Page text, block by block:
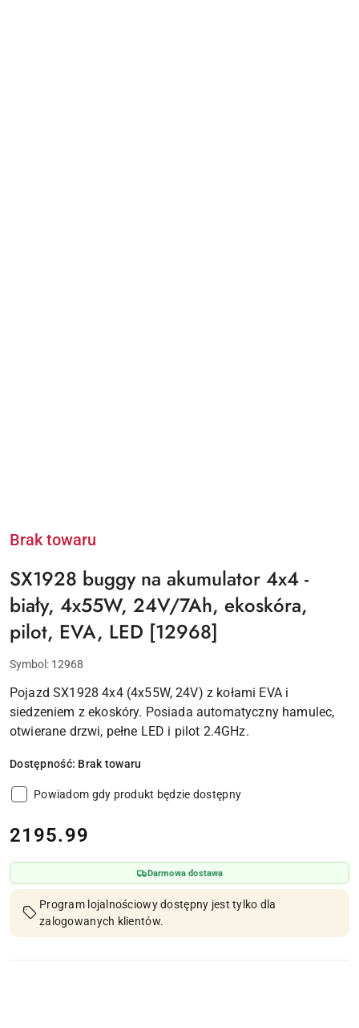
Brak towaru
SX1928 buggy na akumulator 4x4 -
biały, 4x55W, 24V/7Ah, ekoskóra,
pilot, EVA, LED [12968]
Symbol: 12968
Pojazd SX1928 4x4 (4x55W, 24V) z kołami EVA i
siedzeniem z ekoskóry. Posiada automatyczny hamulec,
otwierane drzwi, pełne LED i pilot 2.4GHz.
Dostępność: Brak towaru
Powiadom gdy produkt będzie dostępny
cena:
2195.99
Darmowa dostawa
Program lojalnościowy dostępny jest tylko dla
zalogowanych klientów.